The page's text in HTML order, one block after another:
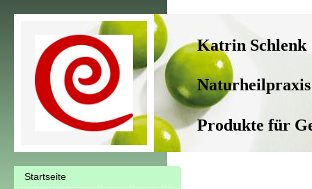
Katrin Schlenk
Produkte für
Startseite